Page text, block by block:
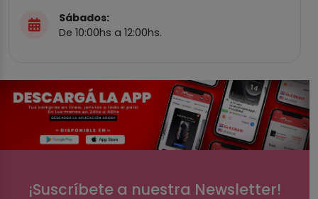
Sábados:
De 10:00hs a 12:00hs.
¡Suscríbete a nuestra Newsletter!